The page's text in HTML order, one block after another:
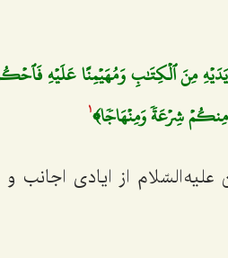
مِنَ ٱلۡكِتَٰبِ وَمُهَيۡمِنًا عَلَيۡهِ فَٱحۡكُم
شِرۡعَةٗ وَمِنۡهَاجٗا﴾1
علیه السّلام از ایادی